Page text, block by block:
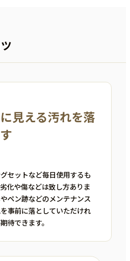
見える汚れを落
セットなど毎日使用するも
化や傷などは致し方ありま
ペン跡などのメンテナンス
事前に落としていただけれ
待できます。